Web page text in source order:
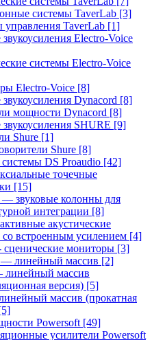
системы TaverLab [3]
TaverLab [1]
Electro-Voice
системы Electro-Voice
Electro-Voice [8]
Dynacord [8]
мощности Dynacord [8]
SHURE [9]
Shure [1]
Shure [8]
DS Proaudio [42]
точечные
[15]
звуковые колонны для
интеграции [8]
акустические
встроенным усилением [4]
сценические мониторы [3]
линейный массив [2]
массив
версия) [5]
массив (прокатная
Powersoft [49]
усилители Powersoft